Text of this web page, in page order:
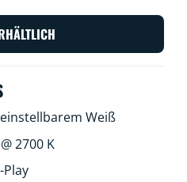
Weiß
2700 K
Play